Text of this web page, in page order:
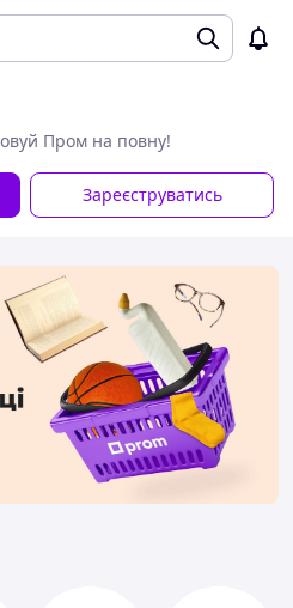
Пром на повну!
Зареєструватись